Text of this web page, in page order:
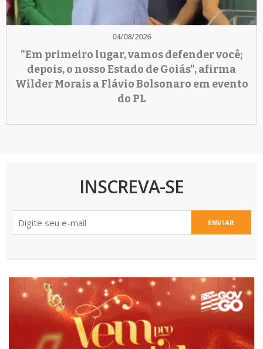
04/08/2026
"Em primeiro lugar, vamos defender você;
depois, o nosso Estado de Goiás", afirma
Wilder Morais a Flávio Bolsonaro em evento
do PL
INSCREVA-SE
ENVIAR